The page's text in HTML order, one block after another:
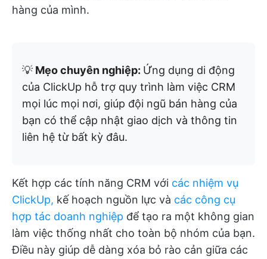
hàng của mình.
💡 Mẹo chuyên nghiệp: Ứng dụng di động
của ClickUp hỗ trợ quy trình làm việc CRM
mọi lúc mọi nơi, giúp đội ngũ bán hàng của
bạn có thể cập nhật giao dịch và thông tin
liên hệ từ bất kỳ đâu.
Kết hợp các tính năng CRM với các nhiệm vụ
ClickUp, kế hoạch nguồn lực và các công cụ
hợp tác doanh nghiệp để tạo ra một không gian
làm việc thống nhất cho toàn bộ nhóm của bạn.
Điều này giúp dễ dàng xóa bỏ rào cản giữa các